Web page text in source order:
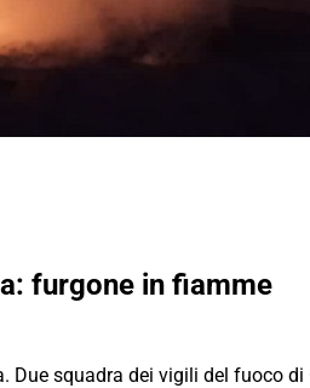
furgone in fiamme
Due squadra dei vigili del fuoco